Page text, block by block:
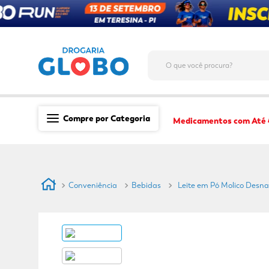
Compre por Categoria
Dermocosméticos
Higiene & Beleza
Conveniência
Medicamentos com Até
Conveniência Bebidas Leite em Pó Molico